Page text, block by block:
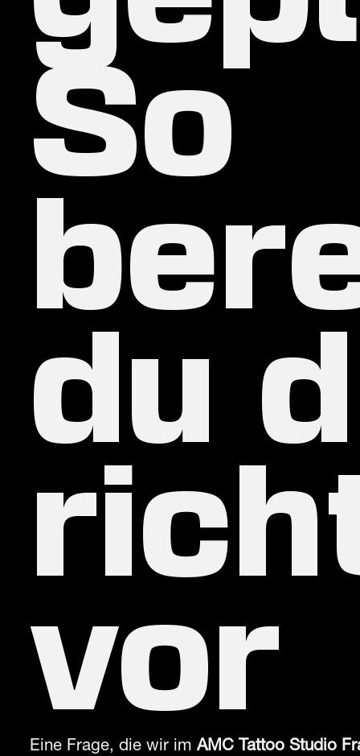
So
du
vor
Eine Frage, die wir imAMC Tattoo Studio